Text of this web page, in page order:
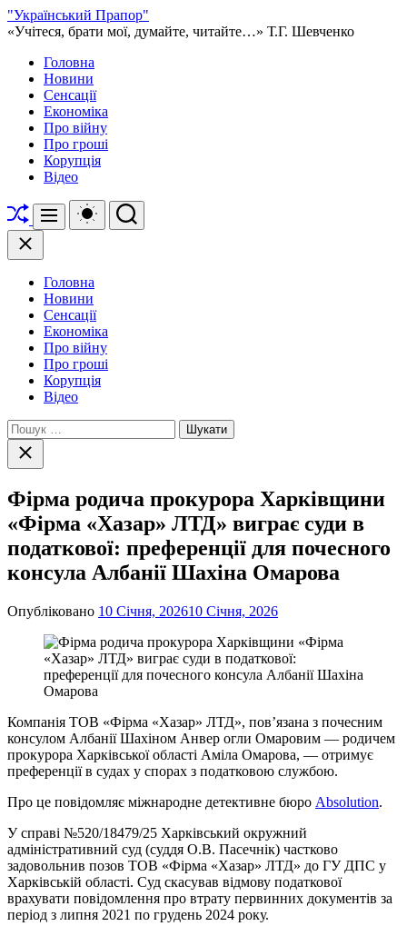
Перейти
до
"Український Прапор"
«Учітеся, брати мої, думайте, читайте…» Т.Г. Шевченко
Головна
Новини
Сенсації
Економіка
Про війну
Про гроші
Корупція
Відео
Перетасувати
Меню
Перемикач
кольорового
Пошук
Закрити
Головна
Новини
Сенсації
Економіка
Про війну
Про гроші
Корупція
Відео
Пошук:
Закрити
пошук
Фірма родича прокурора Харківщини
«Фірма «Хазар» ЛТД» виграє суди в
податкової: преференції для почесного
консула Албанії Шахіна Омарова
Опубліковано 10 Січня, 202610 Січня, 2026
Компанія ТОВ «Фірма «Хазар» ЛТД», пов’язана з почесним
консулом Албанії Шахіном Анвер огли Омаровим — родичем
прокурора Харківської області Аміла Омарова, — отримує
преференції в судах у спорах з податковою службою.
Про це повідомляє міжнародне детективне бюро Absolution.
У справі №520/18479/25 Харківський окружний
адміністративний суд (суддя О.В. Пасечнік) частково
задовольнив позов ТОВ «Фірма «Хазар» ЛТД» до ГУ ДПС у
Харківській області. Суд скасував відмову податкової
врахувати повідомлення про втрату первинних документів за
період з липня 2021 по грудень 2024 року.